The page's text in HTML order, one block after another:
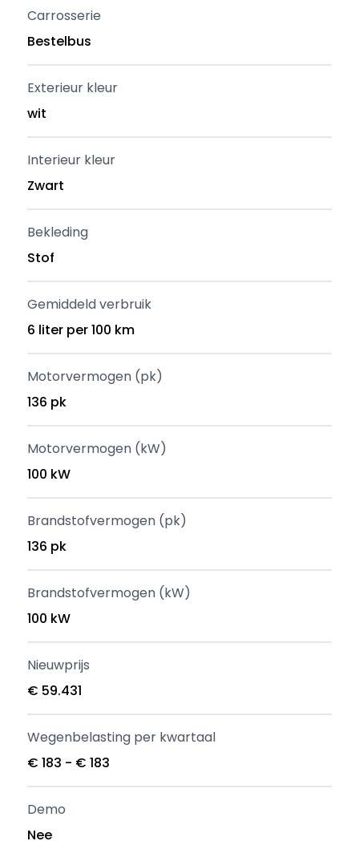
Carrosserie
Bestelbus
Exterieur kleur
wit
Interieur kleur
Zwart
Bekleding
Stof
Gemiddeld verbruik
6 liter per 100 km
Motorvermogen (pk)
136 pk
Motorvermogen (kW)
100 kW
Brandstofvermogen (pk)
136 pk
Brandstofvermogen (kW)
100 kW
Nieuwprijs
€ 59.431
Wegenbelasting per kwartaal
€ 183 - € 183
Demo
Nee